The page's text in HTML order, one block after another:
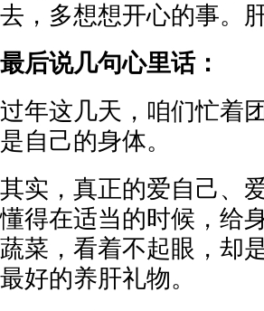
去，多想想开心的事。
最后说几句心里话：
过年这几天，咱们忙着
是自己的身体。
其实，真正的爱自己、
懂得在适当的时候，给
蔬菜，看着不起眼，却
最好的养肝礼物。